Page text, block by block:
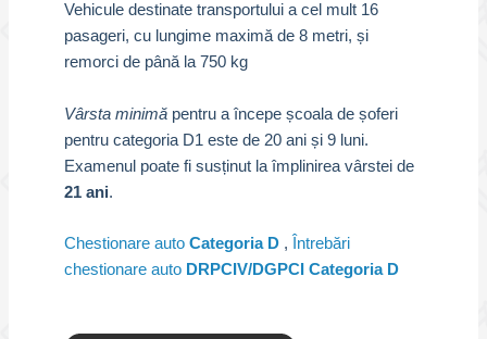
Vehicule destinate transportului a cel mult 16
pasageri, cu lungime maximă de 8 metri, și
remorci de până la 750 kg
Vârsta minimăpentru a începe școala de șoferi
pentru categoria D1 este de 20 ani și 9 luni.
Examenul poate fi susținut la împlinirea vârstei de
21 ani.
Chestionare auto Categoria D ,
Întrebări
chestionare auto DRPCIV/DGPCI Categoria D